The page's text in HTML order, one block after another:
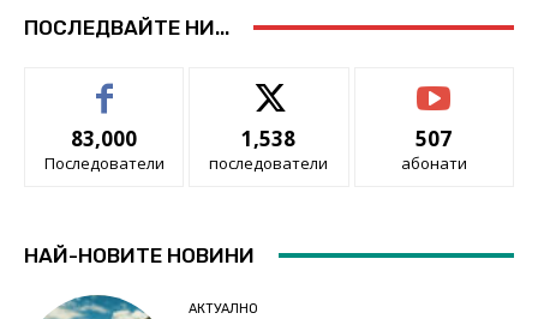
ПОСЛЕДВАЙТЕ НИ...
83,000
Последователи
1,538
последователи
507
абонати
НАЙ-НОВИТЕ НОВИНИ
АКТУАЛНО